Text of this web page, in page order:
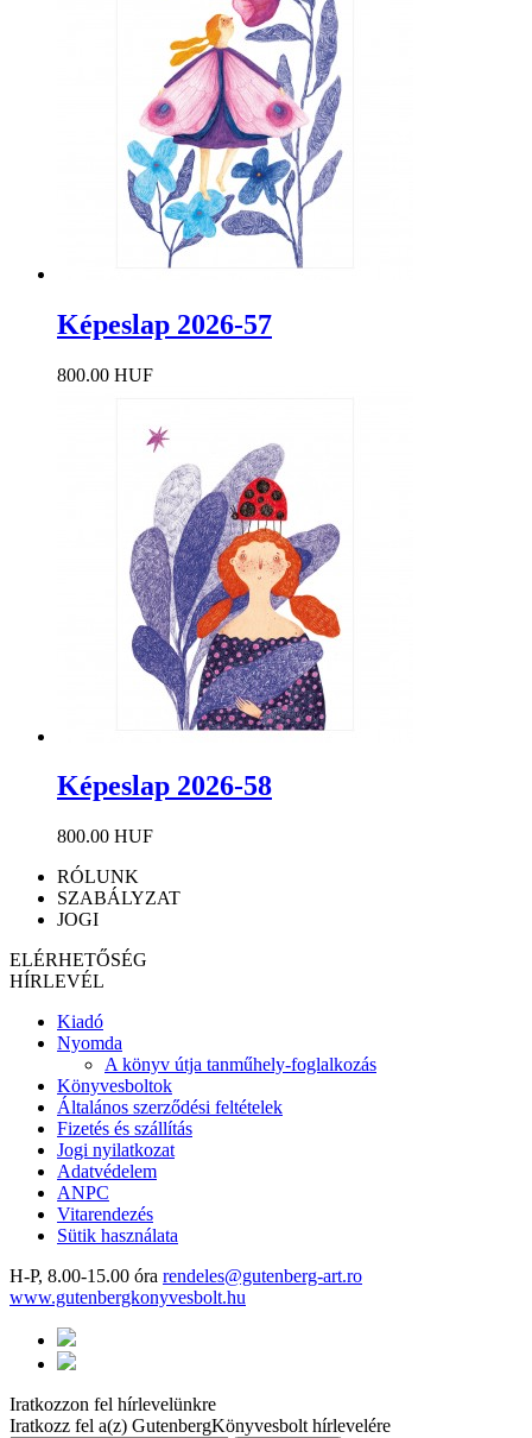
Képeslap 2026-57
800.00 HUF
Képeslap 2026-58
800.00 HUF
RÓLUNK
SZABÁLYZAT
JOGI
ELÉRHETŐSÉG
HÍRLEVÉL
Kiadó
Nyomda
A könyv útja tanműhely-foglalkozás
Könyvesboltok
Általános szerződési feltételek
Fizetés és szállítás
Jogi nyilatkozat
Adatvédelem
ANPC
Vitarendezés
Sütik használata
H-P, 8.00-15.00 óra rendeles@gutenberg-art.ro
www.gutenbergkonyvesbolt.hu
Iratkozzon fel hírlevelünkre
Iratkozz fel a(z) GutenbergKönyvesbolt hírlevelére